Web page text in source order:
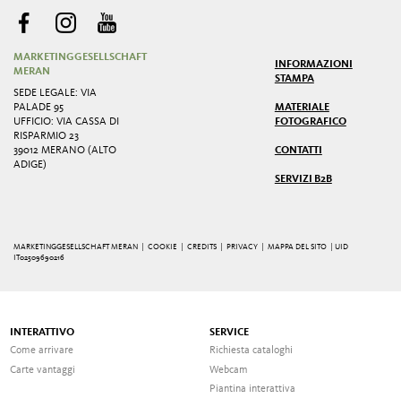
MARKETINGGESELLSCHAFT
MERAN
SEDE LEGALE: VIA
PALADE 95
UFFICIO: VIA CASSA DI
RISPARMIO 23
39012 MERANO (ALTO
ADIGE)
INFORMAZIONI
STAMPA
MATERIALE
FOTOGRAFICO
CONTATTI
SERVIZI B2B
MARKETINGGESELLSCHAFT MERAN | COOKIE |CREDITS PRIVACY |MAPPA DEL SITO
| UID
IT02509690216
INTERATTIVO
Come arrivare
Carte vantaggi
SERVICE
Richiesta cataloghi
Webcam
Piantina interattiva